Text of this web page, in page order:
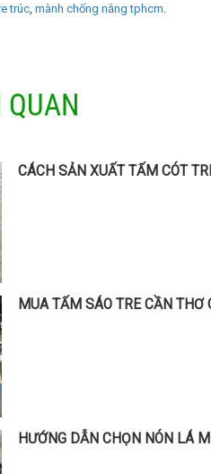
trúc mành chống nắng tphcm
QUAN
CÁCH SẢN XUẤT TẤM CÓT
MUA TẤM SÁO TRE CẦN THƠ
HƯỚNG DẪN CHỌN NÓN LÁ